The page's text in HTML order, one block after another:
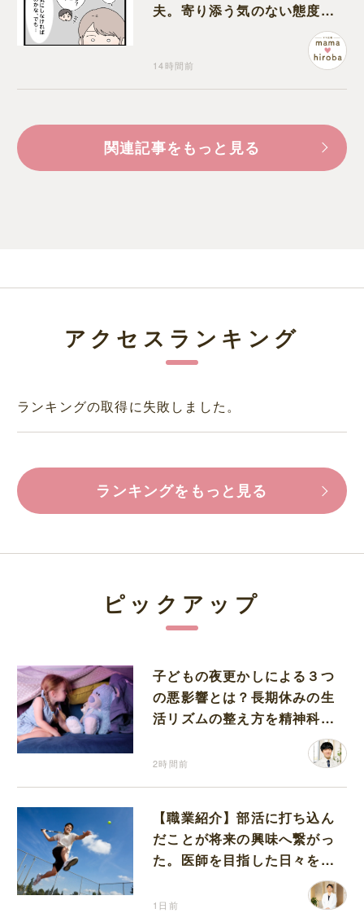
夫。寄り添う気のない態度に
14時間前
関連記事をもっと見る
アクセスランキング
ランキングの取得に失敗しました。
ランキングをもっと見る
ピックアップ
子どもの夜更かしによる３つ
の悪影響とは？長期休みの生
活リズムの整え方を精神科医
2時間前
【職業紹介】部活に打ち込ん
だことが将来の興味へ繋がっ
た。医師を目指した日々を振
1日前